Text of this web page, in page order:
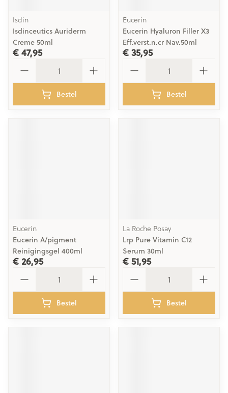
Isdin
Isdinceutics Auriderm
Creme 50ml
€ 47,95
Bestel
Eucerin
Eucerin Hyaluron Filler X3
Eff.verst.n.cr Nav.50ml
€ 35,95
Bestel
Eucerin
Eucerin A/pigment
Reinigingsgel 400ml
€ 26,95
Bestel
La Roche Posay
Lrp Pure Vitamin C12
Serum 30ml
€ 51,95
Bestel